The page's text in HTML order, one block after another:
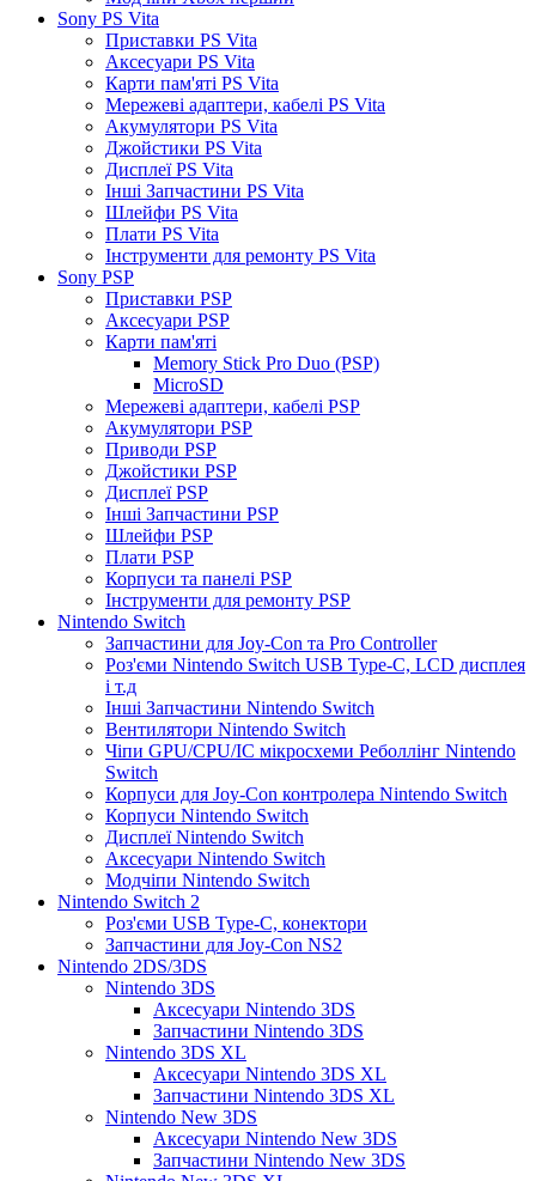
Sony PS Vita
Приставки PS Vita
Аксесуари PS Vita
Карти пам'яті PS Vita
Мережеві адаптери, кабелі PS Vita
Акумулятори PS Vita
Джойстики PS Vita
Дисплеї PS Vita
Інші Запчастини PS Vita
Шлейфи PS Vita
Плати PS Vita
Інструменти для ремонту PS Vita
Sony PSP
Приставки PSP
Аксесуари PSP
Карти пам'яті
Memory Stick Pro Duo (PSP)
MicroSD
Мережеві адаптери, кабелі PSP
Акумулятори PSP
Приводи PSP
Джойстики PSP
Дисплеї PSP
Інші Запчастини PSP
Шлейфи PSP
Плати PSP
Корпуси та панелі PSP
Інструменти для ремонту PSP
Nintendo Switch
Запчастини для Joy-Con та Pro Controller
Роз'єми Nintendo Switch USB Type-C, LCD дисплея
і т.д
Інші Запчастини Nintendo Switch
Вентилятори Nintendo Switch
Чіпи GPU/CPU/IC мікросхеми Реболлінг Nintendo
Switch
Корпуси для Joy-Con контролера Nintendo Switch
Корпуси Nintendo Switch
Дисплеї Nintendo Switch
Аксесуари Nintendo Switch
Модчіпи Nintendo Switch
Nintendo Switch 2
Роз'єми USB Type-C, конектори
Запчастини для Joy-Con NS2
Nintendo 2DS/3DS
Nintendo 3DS
Аксесуари Nintendo 3DS
Запчастини Nintendo 3DS
Nintendo 3DS XL
Аксесуари Nintendo 3DS XL
Запчастини Nintendo 3DS XL
Nintendo New 3DS
Аксесуари Nintendo New 3DS
Запчастини Nintendo New 3DS